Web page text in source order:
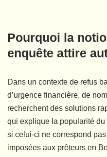
Pourquoi la
enquête attire
Dans un contexte de refus
d’urgence financière, de
recherchent des solutions
qui explique la popularité du
si celui-ci ne correspond
imposées aux prêteurs en